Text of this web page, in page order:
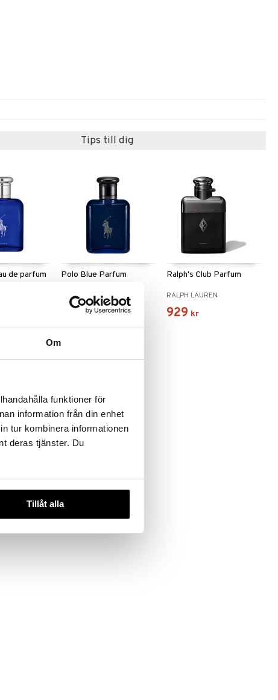
Om
funktioner för
information från din enhet
tur kombinera informationen
deras tjänster. Du
Tillåt alla
Tips till dig
de parfum Polo Blue Parfum
RALPH LAUREN
859 kr
Ralph's Club Parfum
RALPH LAUREN
929 kr